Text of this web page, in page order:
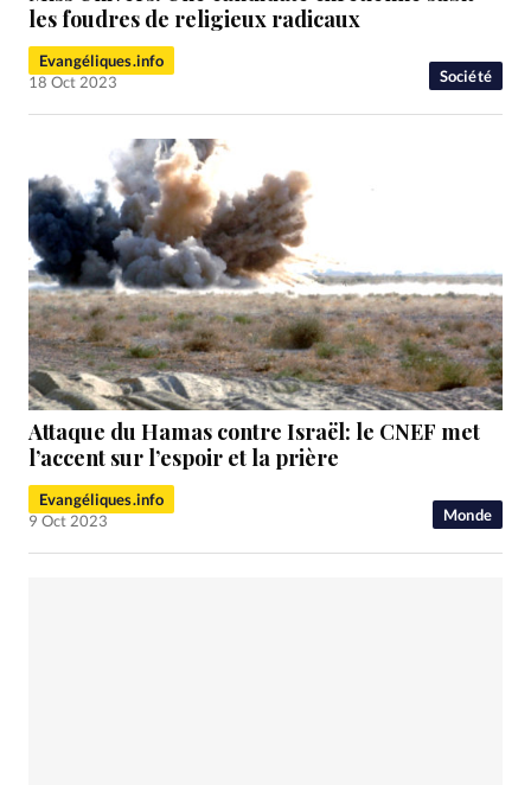
Société
les foudres de religieux radicaux
Evangéliques.info
18 Oct 2023
Monde
Attaque du Hamas contre Israël: le CNEF met
l’accent sur l’espoir et la prière
Evangéliques.info
9 Oct 2023